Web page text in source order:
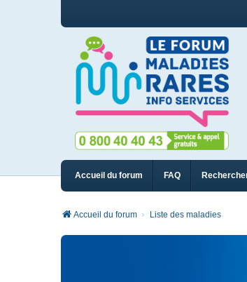
Accueil du forum FAQ
Accueil du forum Liste des maladies